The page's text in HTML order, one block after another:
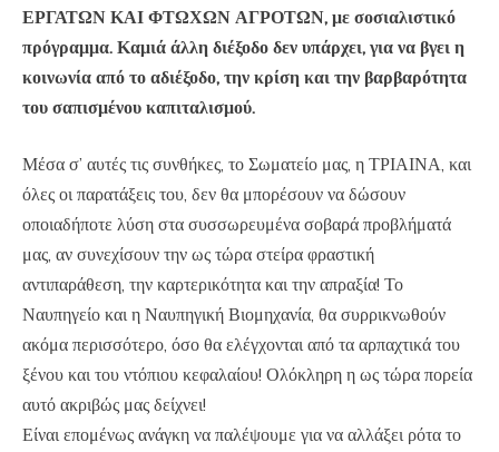
ΕΡΓΑΤΩΝ ΚΑΙ ΦΤΩΧΩΝ ΑΓΡΟΤΩΝ, με σοσιαλιστικό
πρόγραμμα. Καμιά άλλη διέξοδο δεν υπάρχει, για να βγει η
κοινωνία από το αδιέξοδο, την κρίση και την βαρβαρότητα
του σαπισμένου καπιταλισμού.
Μέσα σ’ αυτές τις συνθήκες, το Σωματείο μας, η ΤΡΙΑΙΝΑ, και
όλες οι παρατάξεις του, δεν θα μπορέσουν να δώσουν
οποιαδήποτε λύση στα συσσωρευμένα σοβαρά προβλήματά
μας, αν συνεχίσουν την ως τώρα στείρα φραστική
αντιπαράθεση, την καρτερικότητα και την απραξία! Το
Ναυπηγείο και η Ναυπηγική Βιομηχανία, θα συρρικνωθούν
ακόμα περισσότερο, όσο θα ελέγχονται από τα αρπαχτικά του
ξένου και του ντόπιου κεφαλαίου! Ολόκληρη η ως τώρα πορεία
αυτό ακριβώς μας δείχνει!
Είναι επομένως ανάγκη να παλέψουμε για να αλλάξει ρότα το